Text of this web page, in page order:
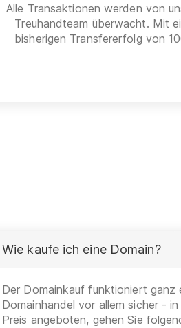
Alle Transaktionen werden von
Treuhandteam überwacht. Mit
bisherigen Transfererfolg von
Wie kaufe ich eine Domain?
Der Domainkauf funktioniert ganz
Domainhandel vor allem sicher -
Preis angeboten, gehen Sie